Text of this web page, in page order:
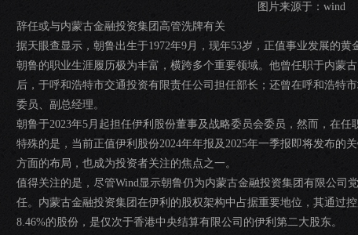
图片来源于：wind
辞任或与内蒙古金融投资集团高管洗牌有关
据天眼查显示，朝鲁出生于1972年9月，现年53岁，正值事业发展的黄
朝鲁的职业生涯履历极为丰富，横跨多个重要领域。他曾任职于内蒙
后，于呼和浩特市交通投资有限责任公司担任部长；还曾在呼和浩特
委员、副总经理。
朝鲁于2023年5月起担任伊利股份董事及战略委员会委员，然而，在
特殊的是，当前正值伊利股份2024年年报及2025年一季报即将发布的
方面的布局，也成为投资者关注的焦点之一。
值得关注的是，尽管Wind显示朝鲁仍为内蒙古金融投资集团有限公司
任。内蒙古金融投资集团在伊利的股权架构中占据重要地位，其通过
8.46%的股份，是仅次于香港中央结算有限公司的伊利第二大股东。